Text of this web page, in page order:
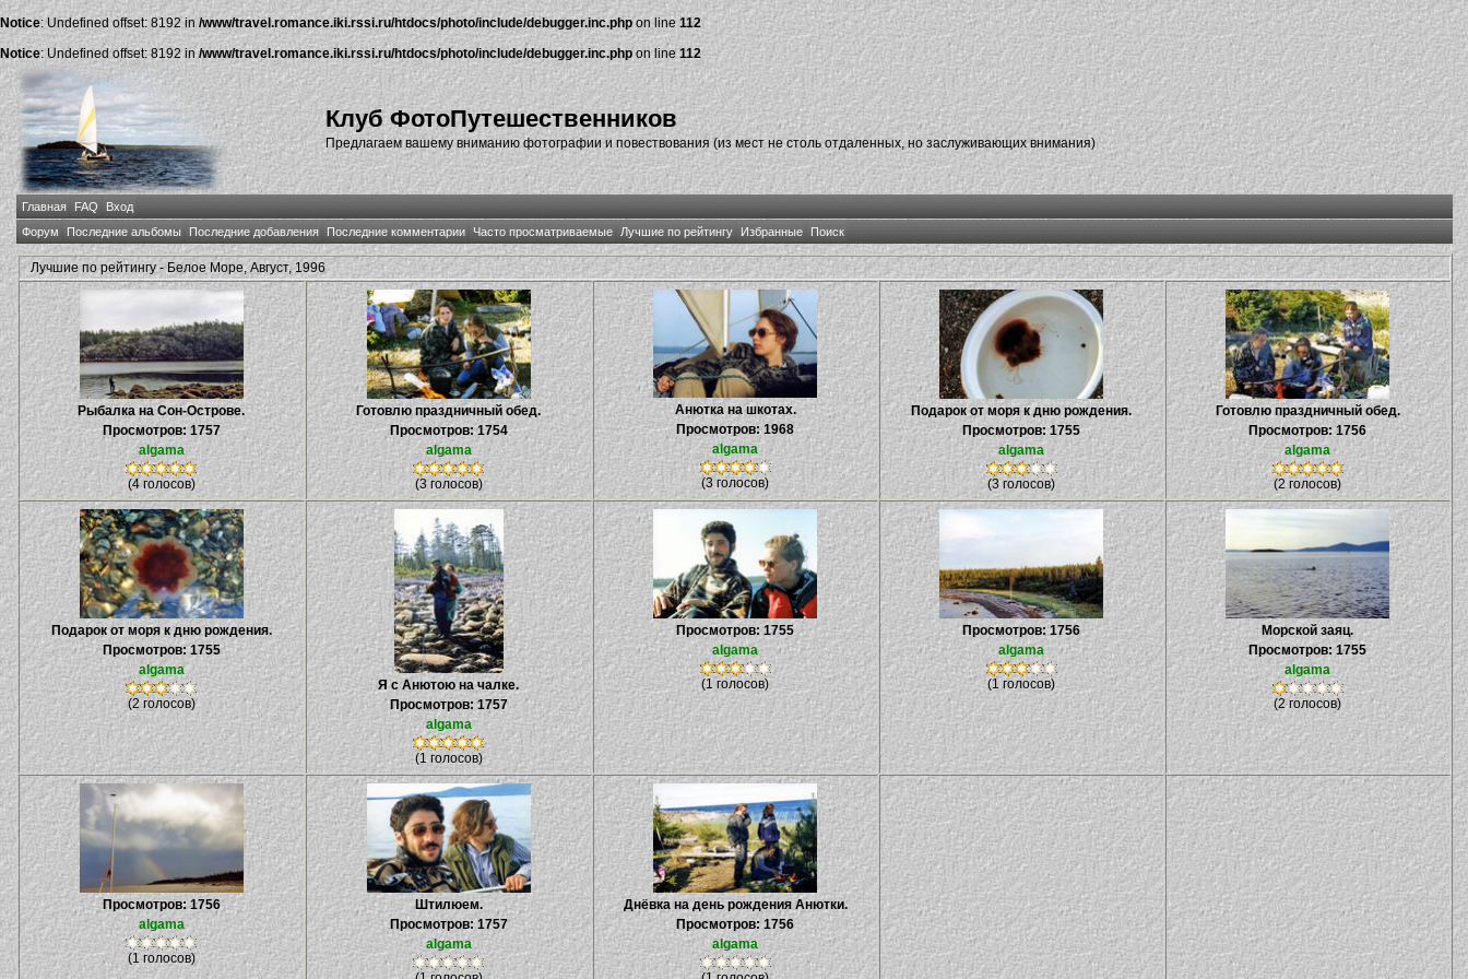
Notice: Undefined offset: 8192 in /www/travel.romance.iki.rssi.ru/htdocs/photo/include/debugger.inc.phpon line112
Notice: Undefined offset: 8192 in/www/travel.romance.iki.rssi.ru/htdocs/photo/include/debugger.inc.phpon line112
Клуб ФотоПутешественников
Предлагаем вашему вниманию фотографии и повествования (из мест не столь отдаленных, но заслуживающих внимания)
Главная FAQ
Вход
Форум
Последние альбомы Последние добавления Последние комментарии Часто просматриваемые Лучшие по рейтингу Избранные Поиск
Лучшие по рейтингу - Белое Море, Август, 1996
Рыбалка на Сон-Острове.
Просмотров: 1757
algama
(4 голосов)
Готовлю праздничный обед.
Просмотров: 1754
algama
(3 голосов)
Анютка на шкотах.
Просмотров: 1968
algama
(3 голосов)
Подарок от моря к дню рождения.
Просмотров: 1755
algama
(3 голосов)
Готовлю праздничный обед.
Просмотров: 1756
algama
(2 голосов)
Подарок от моря к дню рождения.
Просмотров: 1755
algama
(2 голосов)
Я с Анютою на чалке.
Просмотров: 1757
algama
(1 голосов)
Просмотров: 1755
algama
(1 голосов)
Просмотров: 1756
algama
(1 голосов)
Морской заяц.
Просмотров: 1755
algama
(2 голосов)
Просмотров: 1756
algama
(1 голосов)
Штилюем.
Просмотров: 1757
algama
Днёвка на день рождения Анютки.
Просмотров: 1756
algama